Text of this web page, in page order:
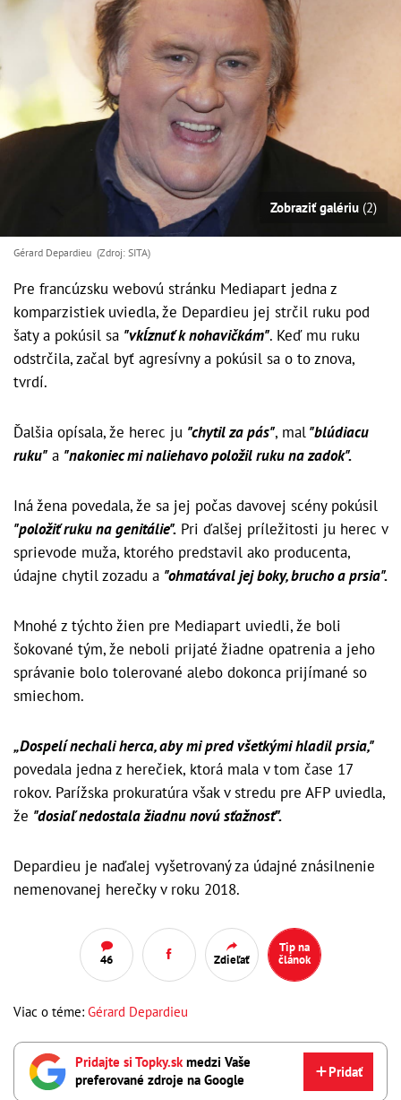
Zobraziť galériu (2)
Gérard Depardieu (Zdroj: SITA)
Pre francúzsku webovú stránku Mediapart jedna z
komparzistiek uviedla, že Depardieu jej strčil ruku pod
šaty a pokúsil sa "vkĺznuť k nohavičkám". Keď mu ruku
odstrčila, začal byť agresívny a pokúsil sa o to znova,
tvrdí.
Ďalšia opísala, že herec ju "chytil za pás", mal"blúdiacu
ruku" a "nakoniec mi naliehavo položil ruku na zadok".
Iná žena povedala, že sa jej počas davovej scény pokúsil
"položiť ruku na genitálie". Pri ďalšej príležitosti ju herec v
sprievode muža, ktorého predstavil ako producenta,
údajne chytil zozadu a "ohmatával jej boky, brucho a prsia".
Mnohé z týchto žien pre Mediapart uviedli, že boli
šokované tým, že neboli prijaté žiadne opatrenia a jeho
správanie bolo tolerované alebo dokonca prijímané so
smiechom.
„Dospelí nechali herca, aby mi pred všetkými hladil prsia,"
povedala jedna z herečiek, ktorá mala v tom čase 17
rokov. Parížska prokuratúra však v stredu pre AFP uviedla,
že "dosiaľ nedostala žiadnu novú sťažnosť".
Depardieu je naďalej vyšetrovaný za údajné znásilnenie
nemenovanej herečky v roku 2018.
46 Zdieľať
Tip na
článok
Viac o téme: Gérard Depardieu
Pridajte si Topky.skmedzi Vaše
preferované zdroje na Google
Pridať